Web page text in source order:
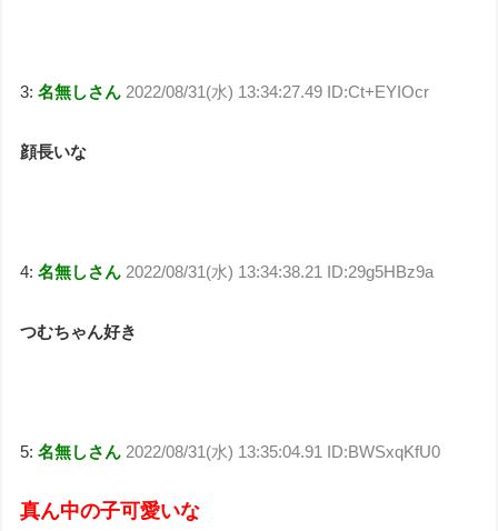
3:名無しさん 2022/08/31(水) 13:34:27.49 ID:Ct+EYIOcr
顔長いな
4:名無しさん 2022/08/31(水) 13:34:38.21 ID:29g5HBz9a
つむちゃん好き
5:名無しさん 2022/08/31(水) 13:35:04.91 ID:BWSxqKfU0
真ん中の子可愛いな